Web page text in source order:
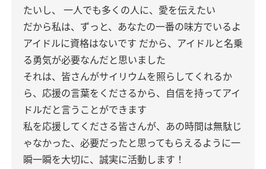
たいし、
一人でも多くの人に、愛を伝えたい
だから私は、ずっと、あなたの一番の味方でいるよ
アイドルに資格はないです だから、アイドルと名乗
る勇気が必要なんだと思いました
それは、皆さんがサイリウムを照らしてくれるか
ら、応援の言葉をくださるから、自信を持ってアイ
ドルだと言うことができます
私を応援してくださる皆さんが、あの時間は無駄じ
ゃなかった、必要だったと思ってもらえるように一
瞬一瞬を大切に、誠実に活動します！